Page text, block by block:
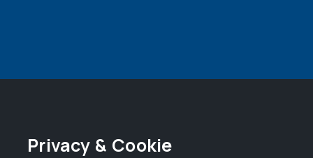
Privacy & Cookie